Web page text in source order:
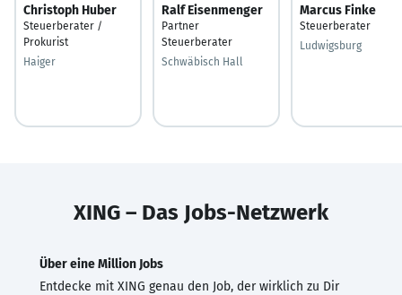
Christoph Huber
Steuerberater /
Prokurist
Haiger
Ralf Eisenmenger
Partner
Steuerberater
Schwäbisch Hall
Marcus Finke
Steuerberater
Ludwigsburg
XING – Das Jobs-Netzwerk
Über eine Million Jobs
Entdecke mit XING genau den Job, der wirklich zu Dir